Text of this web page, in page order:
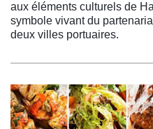
aux éléments culturels de
symbole vivant du
deux villes portuaires.